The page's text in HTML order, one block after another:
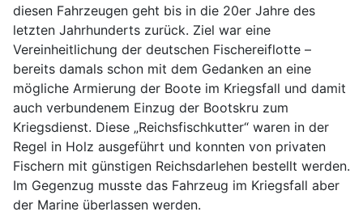
diesen Fahrzeugen geht bis in die 20er Jahre des
letzten Jahrhunderts zurück. Ziel war eine
Vereinheitlichung der deutschen Fischereiflotte –
bereits damals schon mit dem Gedanken an eine
mögliche Armierung der Boote im Kriegsfall und damit
auch verbundenem Einzug der Bootskru zum
Kriegsdienst. Diese „Reichsfischkutter“ waren in der
Regel in Holz ausgeführt und konnten von privaten
Fischern mit günstigen Reichsdarlehen bestellt werden.
Im Gegenzug musste das Fahrzeug im Kriegsfall aber
der Marine überlassen werden.